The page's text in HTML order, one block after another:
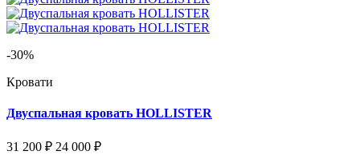
-30%
Кровати
Двуспальная кровать HOLLISTER
31 200 ₽ 24 000 ₽